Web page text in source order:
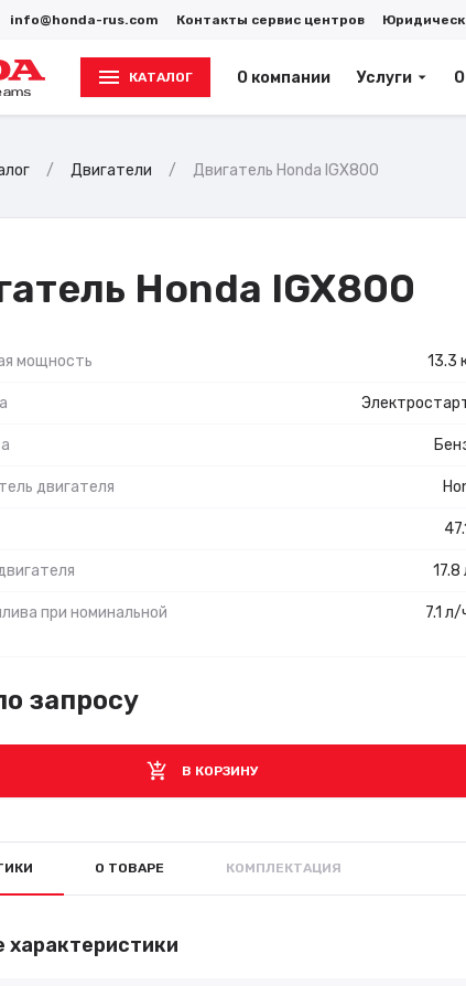
info@honda-rus.com Контакты сервис центров
КАТАЛОГ О компании Услуги
Двигатели Двигатель Honda IGX800
Honda IGX800
мощность 13.3
двигателя
17.8
при номинальной
7.1 л/
запросу
В КОРЗИНУ
О ТОВАРЕ КОМПЛЕКТАЦИЯ
характеристики